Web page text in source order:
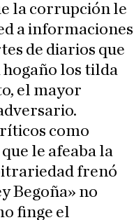
la corrupción le
a informaciones
de diarios que
los tilda
el mayor
como
le afeaba la
frenó
Begoña» no
finge el